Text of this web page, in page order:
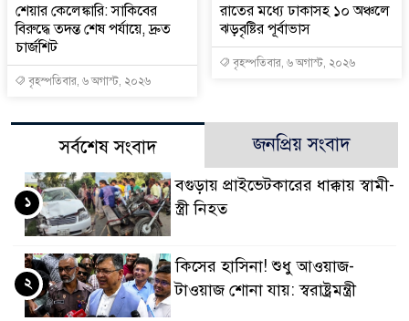
শেয়ার কেলেঙ্কারি: সাকিবের
বিরুদ্ধে তদন্ত শেষ পর্যায়ে, দ্রুত
চার্জশিট
বৃহস্পতিবার, ৬ অগাস্ট, ২০২৬
রাতের মধ্যে ঢাকাসহ ১০ অঞ্চলে
ঝড়বৃষ্টির পূর্বাভাস
বৃহস্পতিবার, ৬ অগাস্ট, ২০২৬
সর্বশেষ সংবাদ জনপ্রিয় সংবাদ
বগুড়ায় প্রাইভেটকারের ধাক্কায় স্বামী-
স্ত্রী নিহত
১
কিসের হাসিনা! শুধু আওয়াজ-
টাওয়াজ শোনা যায়: স্বরাষ্ট্রমন্ত্রী
২